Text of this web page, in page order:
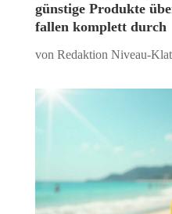
günstige Produkte
fallen komplett durch
von Redaktion Niveau-